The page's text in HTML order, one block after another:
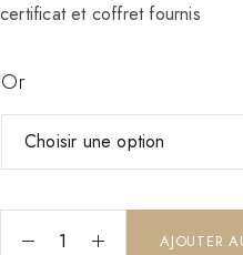
certificat et coffret fournis
Or
AJOUTER